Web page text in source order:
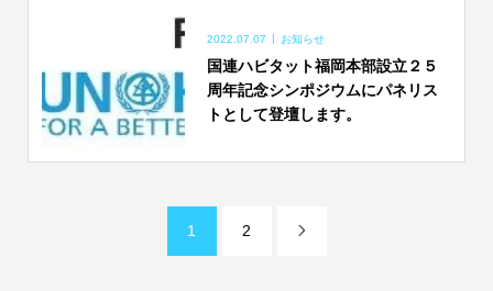
2022.07.07 お知らせ
国連ハビタット福岡本部設立２５
周年記念シンポジウムにパネリス
トとして登壇します。
1 2 